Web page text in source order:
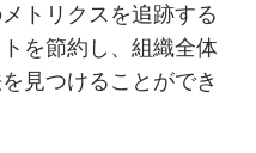
トリクスを追跡する
を節約し、組織全体
見つけることができ